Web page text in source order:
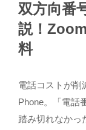
双方向番
説！
料
電話コストが削
Phone。「電話
踏み切れなかっ